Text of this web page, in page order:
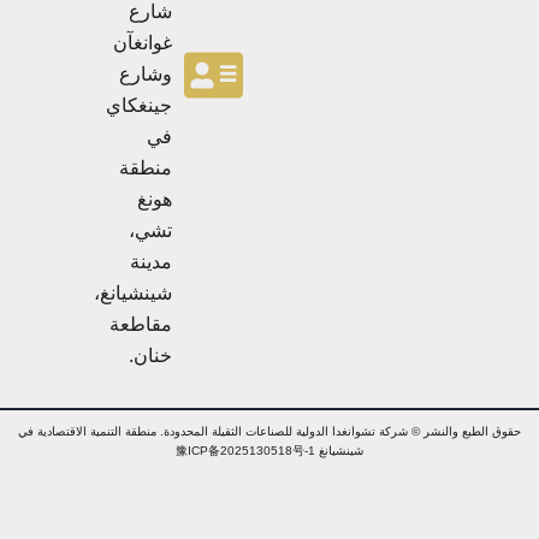
شارع
غوانغآن
وشارع
جينغكاي
منطقة
هونغ
تشي،
مدينة
شينشيانغ،
مقاطعة
خنان.
ة
ة
الطبع والنشر © شركة تشوانغدا الدولية للصناعات الثقيلة المحدودة. منطقة التنمية الاقتصادية في
شينشيانغ 豫ICP备2025130518号-1